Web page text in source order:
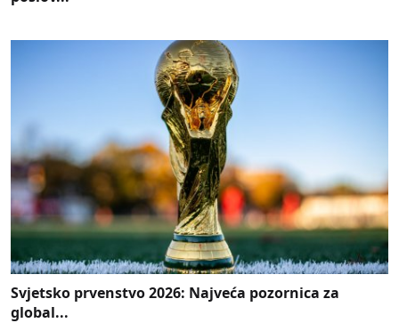
Svjetsko prvenstvo 2026: Najveća pozornica za
global...